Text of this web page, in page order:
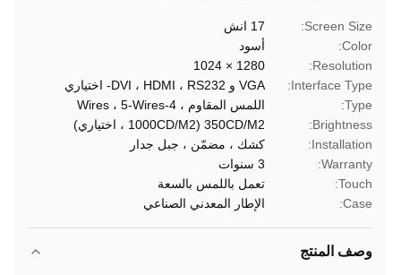
Screen Size:
17 انش
Color:
أسود
Resolution:
1280 × 1024
Interface Type:
VGA و DVI ، HDMI ، RS232- اختياري
Type:
اللمس المقاوم ، 4-Wires ، 5-Wires
Brightness:
350CD/M2 (1000CD/M2 ، اختياري)
Installation:
كشك ، مضمّن ، جبل جدار
Warranty:
3 سنوات
Touch:
تعمل باللمس بالسعة
Case:
الإطار المعدني الصناعي
وصف المنتج